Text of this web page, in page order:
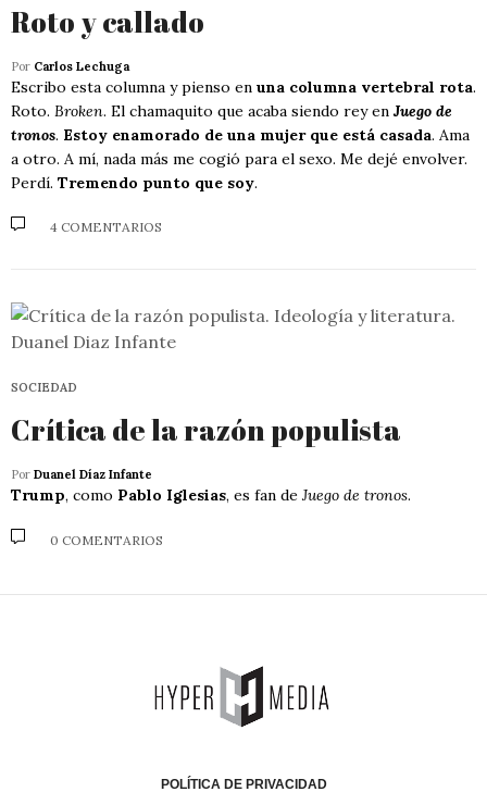
Roto y callado
Por Carlos Lechuga
Escribo esta columna y pienso en una columna vertebral rota.
Roto. Broken. El chamaquito que acaba siendo rey enJuego de
tronos. Estoy enamorado de una mujer que está casada. Ama
a otro. A mí, nada más me cogió para el sexo. Me dejé envolver.
Perdí. Tremendo punto que soy.
4 COMENTARIOS
SOCIEDAD
Crítica de la razón populista
Por Duanel Díaz Infante
Trump, como Pablo Iglesias, es fan de Juego de tronos.
0 COMENTARIOS
POLÍTICA DE PRIVACIDAD